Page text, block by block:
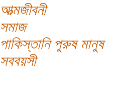
আত্মজীবনী
সমাজ
পাকিস্তানি পুরুষ মানুষ
সববয়সী